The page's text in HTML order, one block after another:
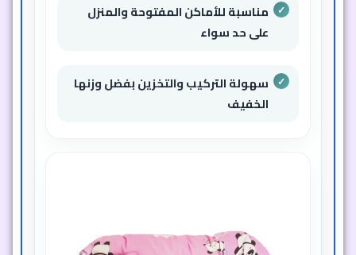
مناسبة للأماكن المفتوحة والمنزل
على حد سواء
سهولة التركيب والتخزين بفضل وزنها
الخفيف